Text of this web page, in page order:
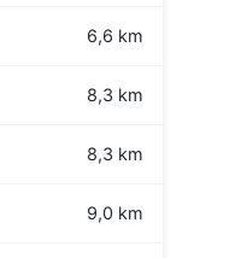
6,6 km
8,3 km
8,3 km
9,0 km